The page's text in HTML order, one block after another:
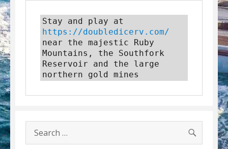
https://doubledicerv.com/
near the majestic Ruby
Mountains, the Southfork
Reservoir and the large
northern gold mines
Search
for: